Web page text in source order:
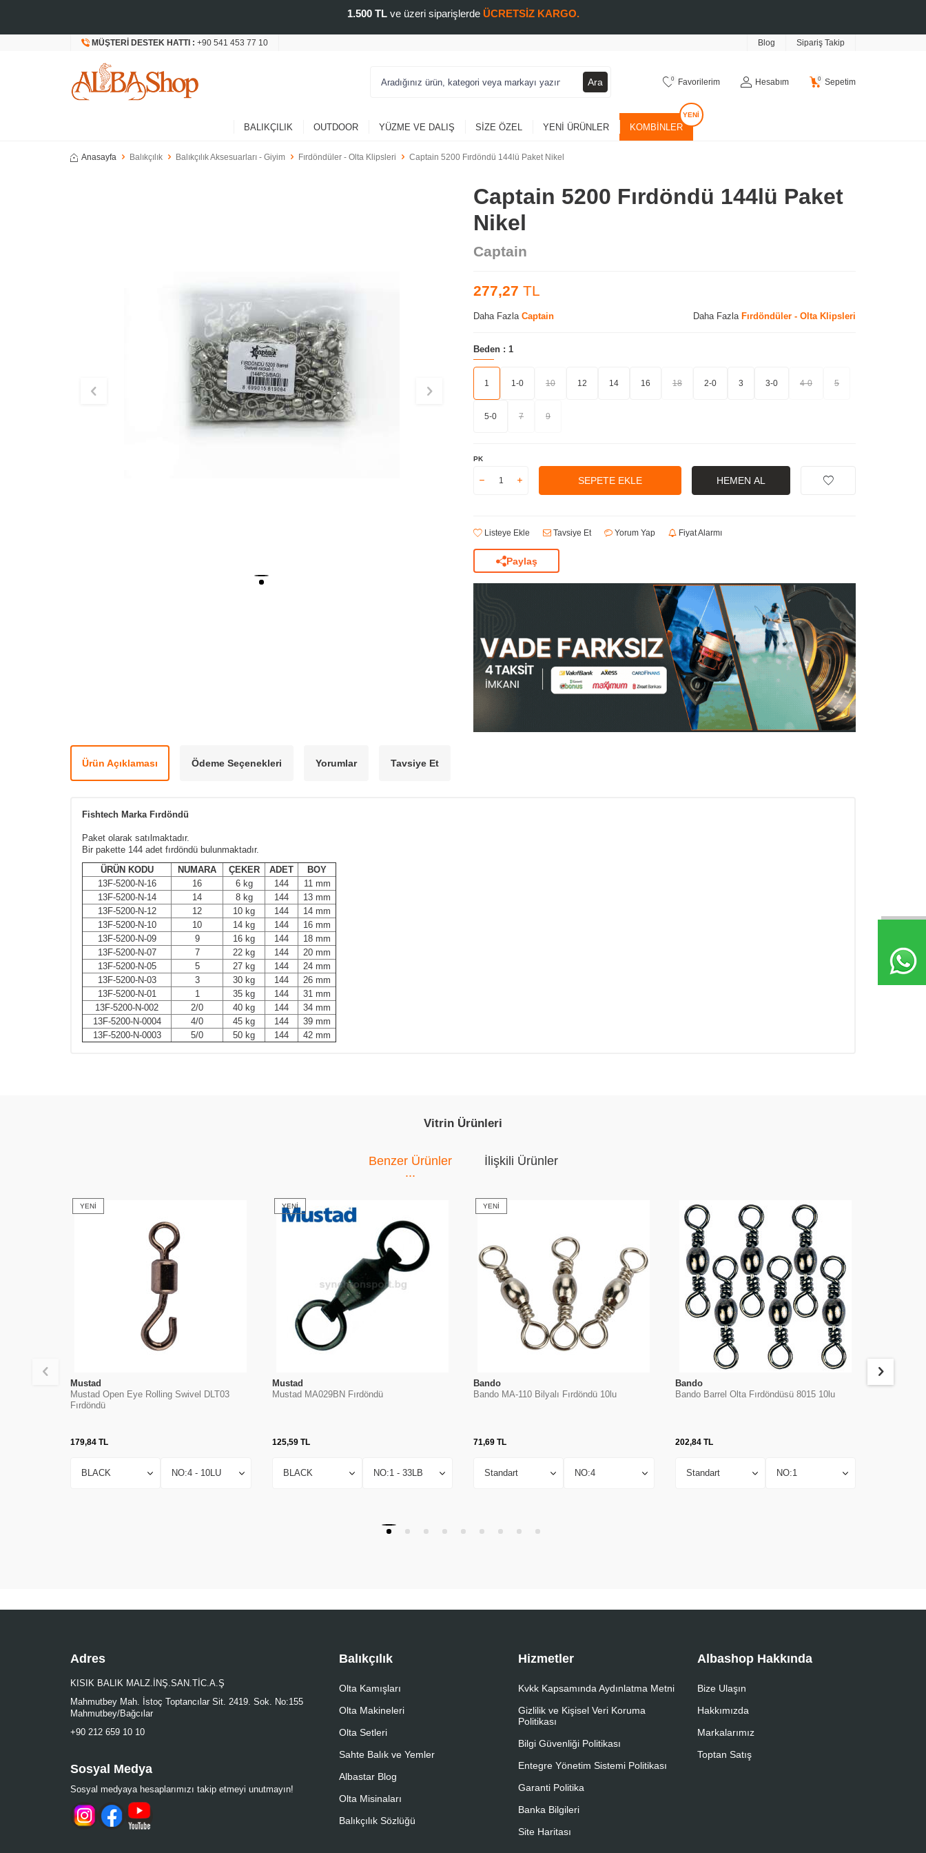
1.500 TLve üzeri siparişlerde ÜCRETSİZ KARGO.
MÜŞTERI DESTEK HATTI : +90 541 453 77 10 Blog Sipariş Takip
Ara 0 Favorilerim Hesabım 0 Sepetim
BALIKÇILIK OUTDOOR YÜZME VE DALIŞ SIZE ÖZEL YENI ÜRÜNLER KOMBINLER
Anasayfa Balıkçılık Balıkçılık Aksesuarları - Giyim Fırdöndüler - Olta Klipsleri Captain 5200 Fırdöndü 144lü Paket Nikel
Captain 5200 Fırdöndü 144lü Paket
Nikel
Captain
277,27 TL
Daha Fazla Captain Daha Fazla Fırdöndüler - Olta Klipsleri
Beden : 1
1 1-0 10 12 14 16 18 2-0 3 3-0 4-0 5
5-0 7 9
PK
SEPETE EKLE HEMEN AL
Listeye Ekle Tavsiye Et Yorum Yap Fiyat Alarmı
Paylaş
Ürün Açıklaması Ödeme Seçenekleri Yorumlar Tavsiye Et
Fishtech Marka Fırdöndü
Paket olarak satılmaktadır.
Bir pakette 144 adet fırdöndü bulunmaktadır.
ÜRÜN KODU
NUMARA ÇEKER ADET
BOY
13F-5200-N-16
16 6 kg 144
11 mm
13F-5200-N-14
14 8 kg 144
13 mm
13F-5200-N-12
12 10 kg 144
14 mm
13F-5200-N-10
10 14 kg 144
16 mm
13F-5200-N-09
9 16 kg 144
18 mm
13F-5200-N-07
7 22 kg 144
20 mm
13F-5200-N-05
5 27 kg 144
24 mm
13F-5200-N-03
3 30 kg 144
26 mm
13F-5200-N-01
1 35 kg 144
31 mm
13F-5200-N-002
2/0 40 kg 144
34 mm
13F-5200-N-0004
4/0 45 kg 144
39 mm
13F-5200-N-0003
5/0 50 kg 144 42 mm
Vitrin Ürünleri
Benzer Ürünler İlişkili Ürünler
YENI
Mustad
Mustad Open Eye Rolling Swivel DLT03
Fırdöndü
179,84 TL
YENI
Mustad
Mustad MA029BN Fırdöndü
125,59TL
YENI
Bando
Bando MA-110 Bilyalı Fırdöndü 10lu
71,69 TL
Bando
Bando Barrel Olta Fırdöndüsü 8015 10lu
202,84TL
Albastar
Adres
KISIK BALIK MALZ.İNŞ.SAN.TİC.A.Ş
Mahmutbey Mah. İstoç Toptancılar Sit. 2419. Sok. No:155
Mahmutbey/Bağcılar
+90 212 659 10 10
Sosyal Medya
Sosyal medyaya hesaplarımızı takip etmeyi unutmayın!
Balıkçılık
Olta Kamışları
Olta Makineleri
Olta Setleri
Sahte Balık ve Yemler
Albastar Blog
Olta Misinaları
Balıkçılık Sözlüğü
Hizmetler
Kvkk Kapsamında Aydınlatma Metni
Gizlilik ve Kişisel Veri Koruma
Politikası
Bilgi Güvenliği Politikası
Entegre Yönetim Sistemi Politikası
Garanti Politika
Banka Bilgileri
Site Haritası
Albashop Hakkında
Bize Ulaşın
Hakkımızda
Markalarımız
Toptan Satış